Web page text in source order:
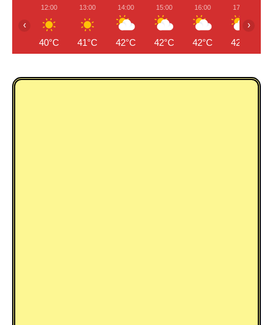
12:00
40°C
13:00
41°C
14:00
42°C
15:00
42°C
16:00
42°C
17:00
42°C
‹ ›